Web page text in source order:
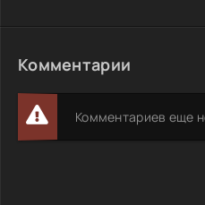
Комментарии
Комментариев еще